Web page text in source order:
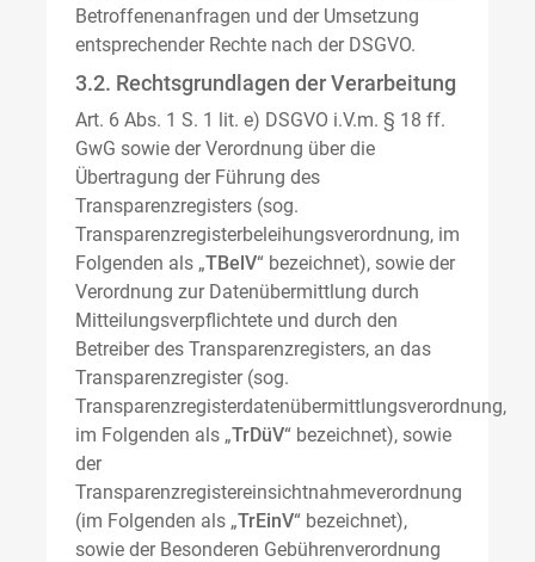
Betroffenenanfragen und der Umsetzung
entsprechender Rechte nach der DSGVO.
3.2. Rechtsgrundlagen der Verarbeitung
Art. 6 Abs. 1 S. 1 lit. e) DSGVO i.V.m. § 18 ff.
GwG sowie der Verordnung über die
Übertragung der Führung des
Transparenzregisters (sog.
Transparenzregisterbeleihungsverordnung, im
Folgenden als „TBelV“ bezeichnet), sowie der
Verordnung zur Datenübermittlung durch
Mitteilungsverpflichtete und durch den
Betreiber des Transparenzregisters, an das
Transparenzregister (sog.
Transparenzregisterdatenübermittlungsverordnung,
im Folgenden als „TrDüV“ bezeichnet), sowie
der
Transparenzregistereinsichtnahmeverordnung
(im Folgenden als „TrEinV“ bezeichnet),
sowie der Besonderen Gebührenverordnung